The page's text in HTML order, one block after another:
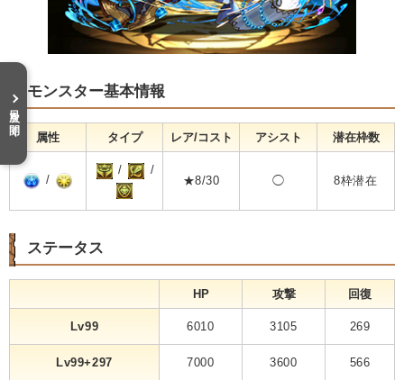
モンスター基本情報
属性 タイプ レア/コスト アシスト 潜在枠数
/
/ /
★8/30 ◯ 8枠潜在
ステータス
HP 攻撃 回復
Lv99 6010 3105 269
Lv99+297 7000 3600 566
目次を開く